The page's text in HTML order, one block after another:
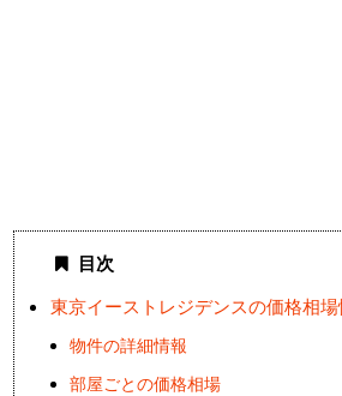
目次
東京イーストレジデンスの価格相場
物件の詳細情報
部屋ごとの価格相場